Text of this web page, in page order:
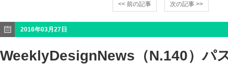
<< 前の記事 次の記事 >>
2016年03月27日
WeeklyDesignNews（N.140）パ